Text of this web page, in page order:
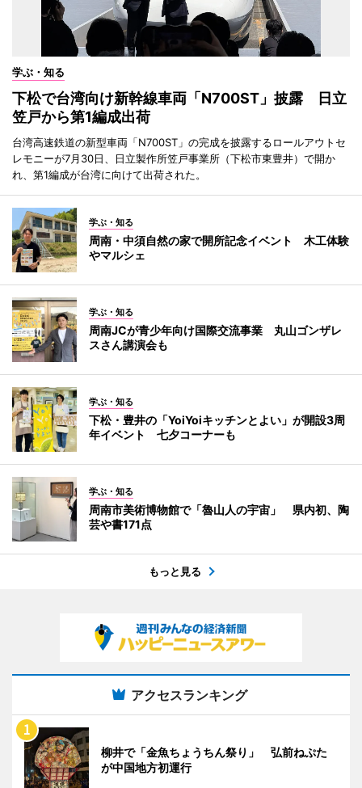
学ぶ・知る
下松で台湾向け新幹線車両「N700ST」披露 日立
笠戸から第1編成出荷
台湾高速鉄道の新型車両「N700ST」の完成を披露するロールアウトセ
レモニーが7月30日、日立製作所笠戸事業所（下松市東豊井）で開か
れ、第1編成が台湾に向けて出荷された。
学ぶ・知る
周南・中須自然の家で開所記念イベント 木工体験
やマルシェ
学ぶ・知る
周南JCが青少年向け国際交流事業 丸山ゴンザレ
スさん講演会も
学ぶ・知る
下松・豊井の「YoiYoiキッチンとよい」が開設3周
年イベント 七夕コーナーも
学ぶ・知る
周南市美術博物館で「魯山人の宇宙」 県内初、陶
芸や書171点
もっと見る
アクセスランキング
柳井で「金魚ちょうちん祭り」 弘前ねぷた
が中国地方初運行